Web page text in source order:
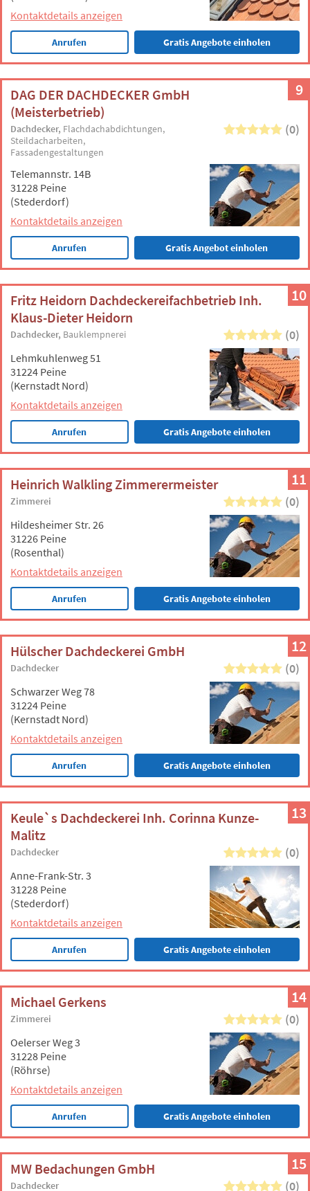
Kontaktdetails anzeigen
Anrufen Gratis Angebote einholen
9
DAG DER DACHDECKER GmbH
(Meisterbetrieb)
Dachdecker Flachdachabdichtungen
Steildacharbeiten
Fassadengestaltungen
(0)
Telemannstr. 14B
31228 Peine
(Stederdorf)
Kontaktdetails anzeigen
Anrufen Gratis Angebot einholen
10
Fritz Heidorn Dachdeckereifachbetrieb Inh.
Klaus-Dieter Heidorn
Dachdecker Bauklempnerei (0)
Lehmkuhlenweg 51
31224 Peine
(Kernstadt Nord)
Kontaktdetails anzeigen
Anrufen Gratis Angebote einholen
11
Heinrich Walkling Zimmerermeister
Zimmerei (0)
Hildesheimer Str. 26
31226 Peine
(Rosenthal)
Kontaktdetails anzeigen
Anrufen Gratis Angebote einholen
12
Hülscher Dachdeckerei GmbH
Dachdecker (0)
Schwarzer Weg 78
31224 Peine
(Kernstadt Nord)
Kontaktdetails anzeigen
Anrufen Gratis Angebote einholen
13
Keule`s Dachdeckerei Inh. Corinna Kunze-
Malitz
Dachdecker (0)
Anne-Frank-Str. 3
31228 Peine
(Stederdorf)
Kontaktdetails anzeigen
Anrufen Gratis Angebote einholen
14
Michael Gerkens
Zimmerei (0)
Oelerser Weg 3
31228 Peine
(Röhrse)
Kontaktdetails anzeigen
Anrufen Gratis Angebote einholen
15
MW Bedachungen GmbH
Dachdecker (0)